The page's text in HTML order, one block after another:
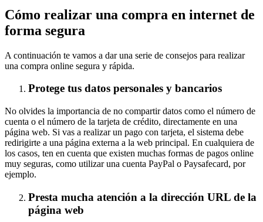
Cómo realizar una compra en internet de
forma segura
A continuación te vamos a dar una serie de consejos para realizar
una compra online segura y rápida.
Protege tus datos personales y bancarios
No olvides la importancia de no compartir datos como el número de
cuenta o el número de la tarjeta de crédito, directamente en una
página web. Si vas a realizar un pago con tarjeta, el sistema debe
redirigirte a una página externa a la web principal. En cualquiera de
los casos, ten en cuenta que existen muchas formas de pagos online
muy seguras, como utilizar una cuenta PayPal o Paysafecard, por
ejemplo.
Presta mucha atención a la dirección URL de la
página web